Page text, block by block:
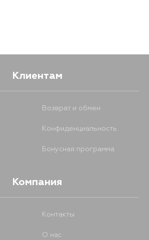
Клиентам
Возврат и обмен
Конфиденциальность
Бонусная программа
Компания
Контакты
О нас